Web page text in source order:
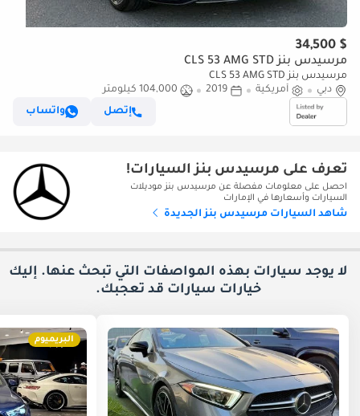
$ 34,500
مرسيدس بنز CLS 53 AMG STD
مرسيدس بنز CLS 53 AMG STD
دبي
أمريكية 2019
104,000 كيلومتر
إتصل
واتساب
تعرف على مرسيدس بنز السيارات!
احصل على معلومات مفصلة عن مرسيدس بنز موديلات
السيارات وأسعارها في الإمارات
شاهد السيارات مرسيدس بنز الجديدة
لا يوجد سيارات بهذه المواصفات التي تبحث عنها. إليك
خيارات سيارات قد تعجبك.
البريميوم